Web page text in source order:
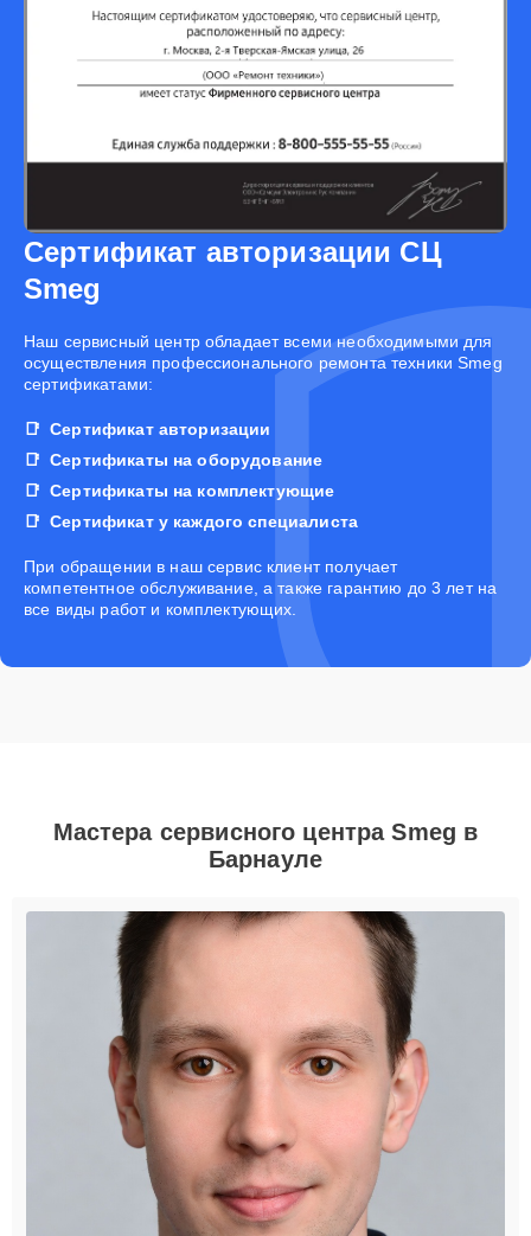
Сертификат авторизации СЦ
Smeg
Наш сервисный центр обладает всеми необходимыми для
осуществления профессионального ремонта техники Smeg
сертификатами:
Сертификат авторизации
Сертификаты на оборудование
Сертификаты на комплектующие
Сертификат у каждого специалиста
При обращении в наш сервис клиент получает
компетентное обслуживание, а также гарантию до 3 лет на
все виды работ и комплектующих.
Мастера сервисного центра Smeg в
Барнауле